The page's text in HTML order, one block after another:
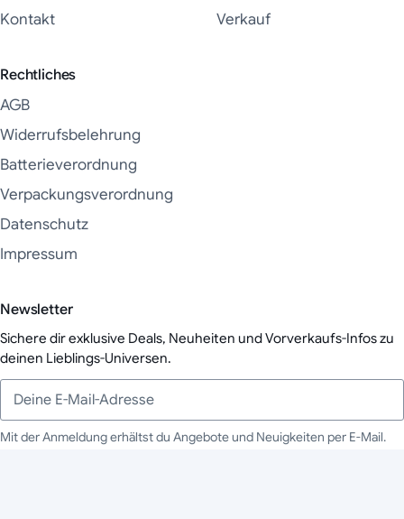
Kontakt
Verkauf
Rechtliches
AGB
Widerrufsbelehrung
Batterieverordnung
Verpackungsverordnung
Datenschutz
Impressum
Newsletter
Sichere dir exklusive Deals, Neuheiten und Vorverkaufs-Infos zu
deinen Lieblings-Universen.
Mit der Anmeldung erhältst du Angebote und Neuigkeiten per E-Mail.